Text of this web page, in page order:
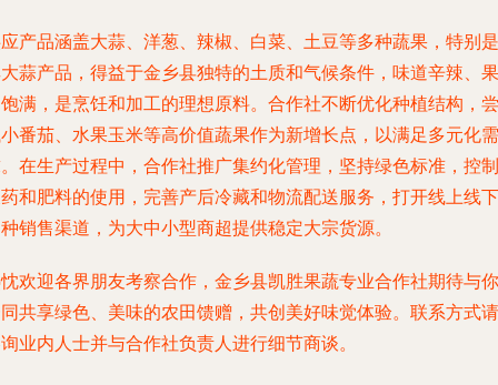
产品涵盖大蒜、洋葱、辣椒、白菜、土豆等多种蔬果，特别是
蒜产品，得益于金乡县独特的土质和气候条件，味道辛辣、果
满，是烹饪和加工的理想原料。合作社不断优化种植结构，尝
番茄、水果玉米等高价值蔬果作为新增长点，以满足多元化需
在生产过程中，合作社推广集约化管理，坚持绿色标准，控制
和肥料的使用，完善产后冷藏和物流配送服务，打开线上线下
销售渠道，为大中小型商超提供稳定大宗货源。
欢迎各界朋友考察合作，金乡县凯胜果蔬专业合作社期待与你
共享绿色、美味的农田馈赠，共创美好味觉体验。联系方式请
业内人士并与合作社负责人进行细节商谈。